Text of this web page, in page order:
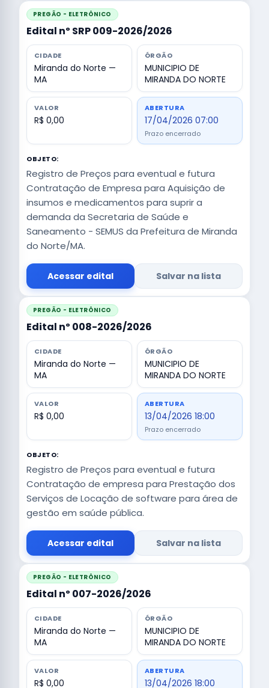
PREGÃO - ELETRÔNICO
Edital nº SRP 009-2026/2026
CIDADE
Miranda do Norte —
MA
ÓRGÃO
MUNICIPIO DE
MIRANDA DO NORTE
VALOR
R$ 0,00
ABERTURA
17/04/2026 07:00
Prazo encerrado
OBJETO:
Registro de Preços para eventual e futura
Contratação de Empresa para Aquisição de
insumos e medicamentos para suprir a
demanda da Secretaria de Saúde e
Saneamento - SEMUS da Prefeitura de Miranda
do Norte/MA.
Acessar edital Salvar na lista
PREGÃO - ELETRÔNICO
Edital nº 008-2026/2026
CIDADE
Miranda do Norte —
MA
ÓRGÃO
MUNICIPIO DE
MIRANDA DO NORTE
VALOR
R$ 0,00
ABERTURA
13/04/2026 18:00
Prazo encerrado
OBJETO:
Registro de Preços para eventual e futura
Contratação de empresa para Prestação dos
Serviços de Locação de software para área de
gestão em saúde pública.
Acessar edital Salvar na lista
PREGÃO - ELETRÔNICO
Edital nº 007-2026/2026
CIDADE
Miranda do Norte —
MA
ÓRGÃO
MUNICIPIO DE
MIRANDA DO NORTE
VALOR
R$ 0,00
ABERTURA
13/04/2026 18:00